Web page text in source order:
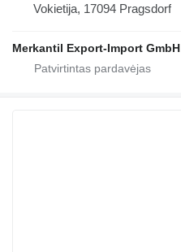
Vokietija, 17094 Pragsdorf
Merkantil Export-Import GmbH